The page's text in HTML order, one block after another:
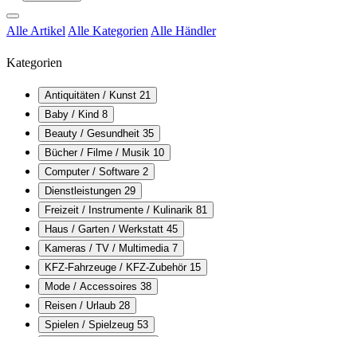
Alle Artikel Alle Kategorien Alle Händler
Kategorien
Antiquitäten / Kunst 21
Baby / Kind 8
Beauty / Gesundheit 35
Bücher / Filme / Musik 10
Computer / Software 2
Dienstleistungen 29
Freizeit / Instrumente / Kulinarik 81
Haus / Garten / Werkstatt 45
Kameras / TV / Multimedia 7
KFZ-Fahrzeuge / KFZ-Zubehör 15
Mode / Accessoires 38
Reisen / Urlaub 28
Spielen / Spielzeug 53